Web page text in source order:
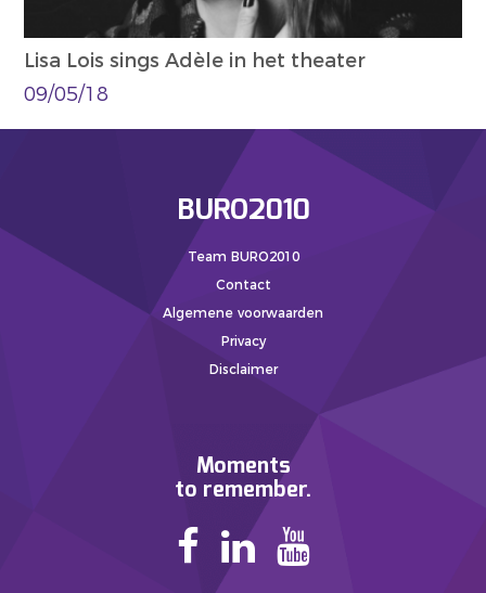
Lisa Lois sings Adèle in het theater
09/05/18
BURO2010
Team BURO2010
Contact
Algemene voorwaarden
Privacy
Disclaimer
Moments
to remember.